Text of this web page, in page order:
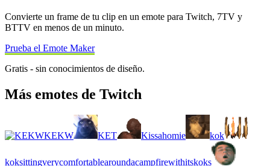
Convierte un frame de tu clip en un emote para Twitch, 7TV y
BTTV en menos de un minuto.
Prueba el Emote Maker
Gratis - sin conocimientos de diseño.
Más emotes de Twitch
KEKW KET Kissahomie kok
koksittingverycomfortablearoundacampfirewithitskoks